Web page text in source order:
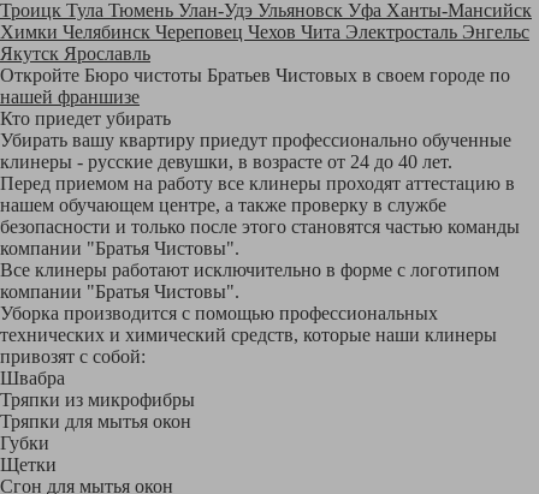
Троицк Тула Тюмень Улан-Удэ Ульяновск Уфа Ханты-Мансийск
Химки Челябинск Череповец Чехов Чита Электросталь Энгельс
Якутск Ярославль
Откройте Бюро чистоты Братьев Чистовых в своем городе по
нашей франшизе
Кто приедет убирать
Убирать вашу квартиру приедут профессионально обученные
клинеры - русские девушки, в возрасте от 24 до 40 лет.
Перед приемом на работу все клинеры проходят аттестацию в
нашем обучающем центре, а также проверку в службе
безопасности и только после этого становятся частью команды
компании "Братья Чистовы".
Все клинеры работают исключительно в форме с логотипом
компании "Братья Чистовы".
Уборка производится с помощью профессиональных
технических и химический средств, которые наши клинеры
привозят с собой:
Швабра
Тряпки из микрофибры
Тряпки для мытья окон
Губки
Щетки
Сгон для мытья окон